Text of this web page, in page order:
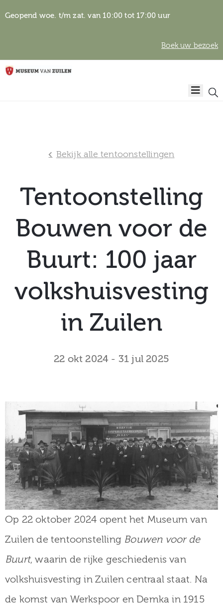
Geopend woe. t/m zat. van 10:00 tot 17:00 uur
Boek uw bezoek
Home
Over het
museum
Collectie
Bekijk alle tentoonstellingen
Tentoonstelling
Bouwen voor de
Buurt: 100 jaar
volkshuisvesting
in Zuilen
22 okt 2024 - 31 jul 2025
Op 22 oktober 2024 opent het Museum van
Zuilen de tentoonstelling Bouwen voor de
Buurt, waarin de rijke geschiedenis van
volkshuisvesting in Zuilen centraal staat. Na
de komst van Werkspoor en Demka in 1915
Algemene